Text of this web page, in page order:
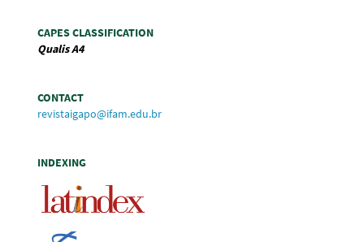
CAPES CLASSIFICATION
QualisA4
CONTACT
revistaigapo@ifam.edu.br
INDEXING